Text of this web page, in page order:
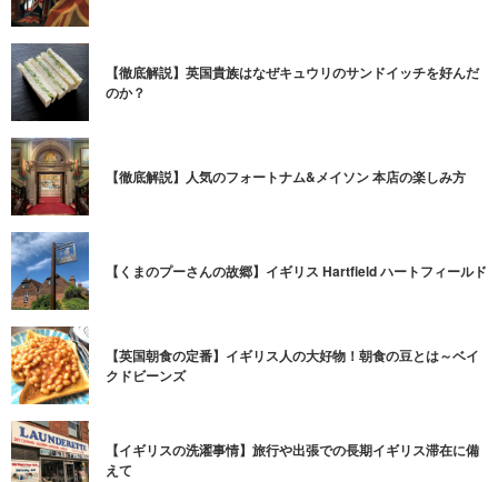
【徹底解説】英国貴族はなぜキュウリのサンドイッチを好んだ
のか？
【徹底解説】人気のフォートナム&メイソン 本店の楽しみ方
【くまのプーさんの故郷】イギリス Hartfield ハートフィールド
【英国朝食の定番】イギリス人の大好物！朝食の豆とは～ベイ
クドビーンズ
【イギリスの洗濯事情】旅行や出張での長期イギリス滞在に備
えて